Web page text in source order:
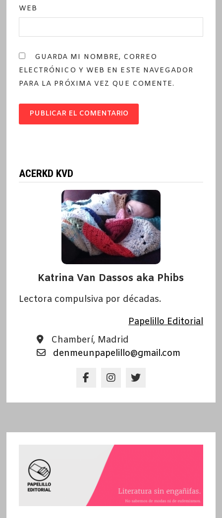
WEB
GUARDA MI NOMBRE, CORREO
ELECTRÓNICO Y WEB EN ESTE NAVEGADOR
PARA LA PRÓXIMA VEZ QUE COMENTE.
ACERKD KVD
Katrina Van Dassos aka Phibs
Lectora compulsiva por décadas.
Papelillo Editorial
Chamberí, Madrid
denmeunpapelillo@gmail.com